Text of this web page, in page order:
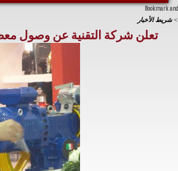
>شريط الأخبار
تعلن شركة التقنية عن وصول